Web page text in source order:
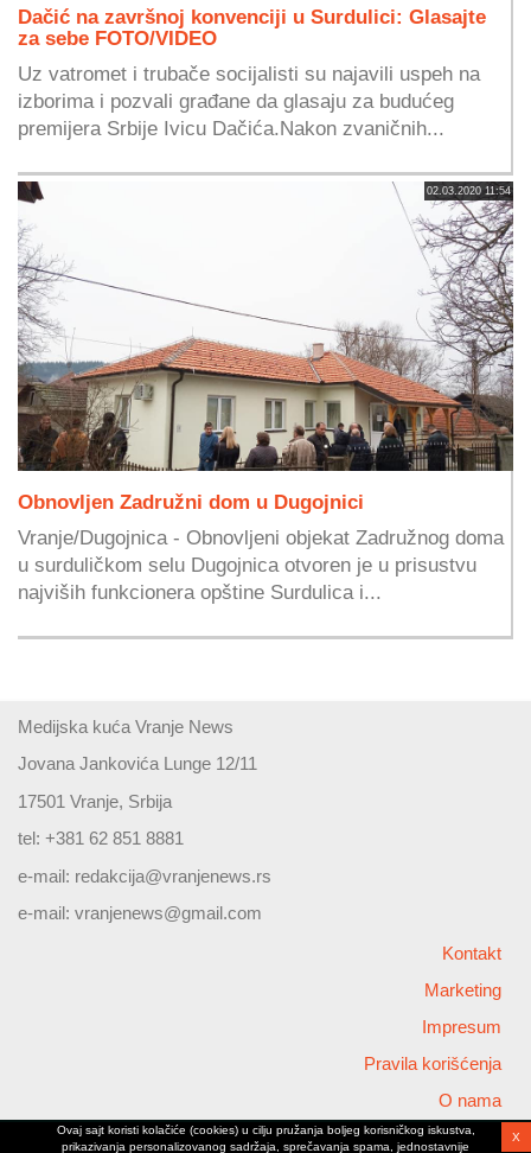
Dačić na završnoj konvenciji u Surdulici: Glasajte
za sebe FOTO/VIDEO
Uz vatromet i trubače socijalisti su najavili uspeh na
izborima i pozvali građane da glasaju za budućeg
premijera Srbije Ivicu Dačića.Nakon zvaničnih...
02.03.2020 11:54
Obnovljen Zadružni dom u Dugojnici
Vranje/Dugojnica - Obnovljeni objekat Zadružnog doma
u surduličkom selu Dugojnica otvoren je u prisustvu
najviših funkcionera opštine Surdulica i...
Medijska kuća Vranje News
Jovana Jankovića Lunge 12/11
17501 Vranje, Srbija
tel: +381 62 851 8881
e-mail: redakcija@vranjenews.rs
e-mail: vranjenews@gmail.com
Kontakt
Marketing
Impresum
Pravila korišćenja
O nama
Copyright © 2026 Vranjenews
Ovaj sajt koristi kolačiće (cookies) u cilju pružanja boljeg korisničkog iskustva,
prikazivanja personalizovanog sadržaja, sprečavanja spama, jednostavnije
X